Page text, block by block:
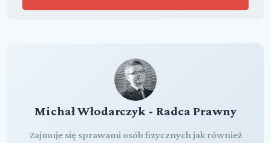
Michał Włodarczyk - Radca Prawny
Zajmuje się sprawami osób fizycznych jak również